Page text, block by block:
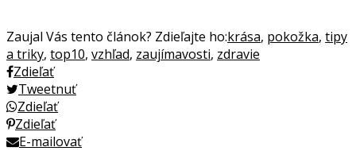
Zaujal Vás tento článok? Zdieľajte ho:krása, pokožka, tipy
a triky, top10, vzhľad, zaujímavosti, zdravie
Zdieľať
Tweetnuť
Zdieľať
Zdieľať
E-mailovať